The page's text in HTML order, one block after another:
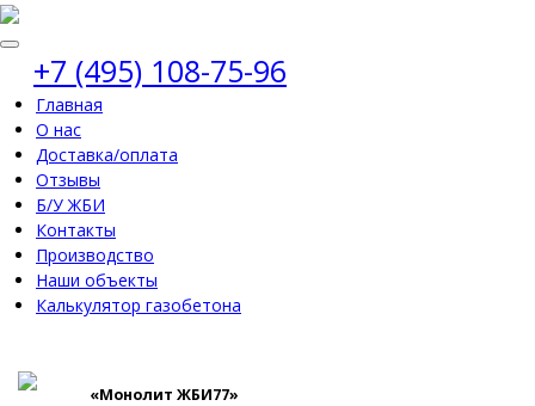
+7 (495) 108-75-96
Главная
О нас
Доставка/оплата
Отзывы
Б/У ЖБИ
Контакты
Производство
Наши объекты
Калькулятор газобетона
«Монолит ЖБИ77»